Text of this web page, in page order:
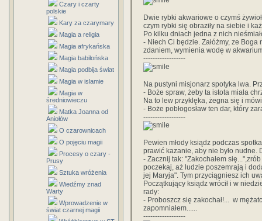
Czary i czarty
polskie
Kary za czarymary
Magia a religia
Magia afrykańska
Magia babilońska
Magia podbija świat
Magia w islamie
Magia w
średniowieczu
Matka Joanna od
Aniołów
O czarownicach
O pojęciu magii
Procesy o czary -
Prusy
Sztuka wróżenia
Wiedźmy znad
Warty
Wprowadzenie w
świat czarnej magii
Dwie rybki akwariowe o czymś
czym rybki się obraziły na siebie i
Po kilku dniach jedna z nich
- Niech Ci będzie. Załóżmy, ze
zdaniem, wymienia wodę w
------------------
Na pustyni misjonarz spotyka lwa.
- Boże spraw, żeby ta istota miała
Na to lew przyklęka, żegna się i
- Boże pobłogosław ten dar, który
------------------
Pewien młody ksiądz podczas
prawić kazanie, aby nie było nudne.
- Zacznij tak: "Zakochałem
poczekaj, aż ludzie poszemrają i
jej Maryja". Tym przyciągniesz ich
Początkujący ksiądz wrócił i w
rady:
- Proboszcz się zakochał!... w
zapomniałem......
------------------